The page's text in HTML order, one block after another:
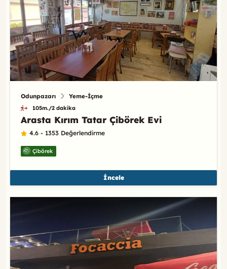
Odunpazarı Yeme-İçme
105m./2 dakika
Arasta Kırım Tatar Çibörek Evi
4.6 - 1353 Değerlendirme
Çibörek
İncele